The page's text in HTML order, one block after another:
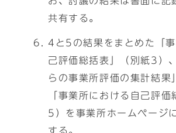
共有する。
4と5の結果をまとめた「
己評価総括表」（別紙3）
らの事業所評価の集計結果
「事業所における自己評価
5）を事業所ホームページ
する。